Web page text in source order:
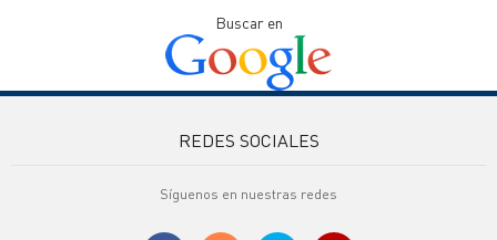
Buscar en
REDES SOCIALES
Síguenos en nuestras redes